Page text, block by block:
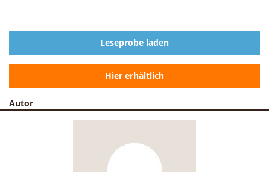
Leseprobe laden
Hier erhältlich
Autor